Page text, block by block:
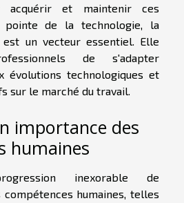
acquérir et maintenir ces
pointe de la technologie, la
un vecteur essentiel. Elle
de s'adapter
évolutions technologiques et
sur le marché du travail.
importance des
humaines
inexorable de
humaines, telles